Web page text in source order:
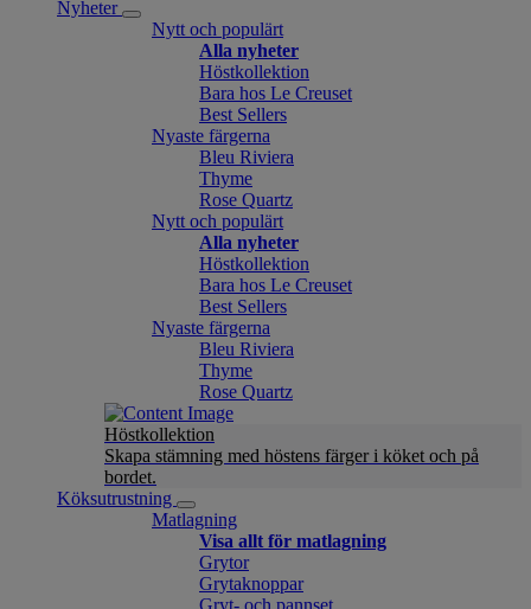
Nyheter
Nytt och populärt
Alla nyheter
Höstkollektion
Bara hos Le Creuset
Best Sellers
Nyaste färgerna
Bleu Riviera
Thyme
Rose Quartz
Nytt och populärt
Alla nyheter
Höstkollektion
Bara hos Le Creuset
Best Sellers
Nyaste färgerna
Bleu Riviera
Thyme
Rose Quartz
Höstkollektion
Skapa stämning med höstens färger i köket och på
bordet.
Köksutrustning
Matlagning
Visa allt för matlagning
Grytor
Grytaknoppar
Gryt- och pannset